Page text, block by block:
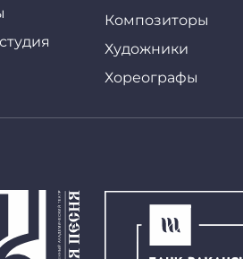
Композиторы
Художники
Хореографы